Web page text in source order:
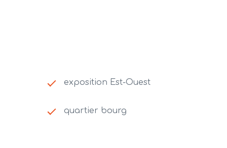
exposition Est-Ouest
quartier bourg